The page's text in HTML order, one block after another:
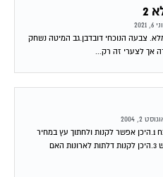
6, 2021
צבעה הנוכחי דובדבן.גב המיטה נשחק
אך לצערי זה רק...
שלום אני מעונין לקבל טיפים בבנית מטבח 1.היכן אפשר לקנות ולחתוך עץ במחיר
זול 2.באיזה מוצרי פירזול כדאי להשתמש 3.היכן לקנות דלתות לארונות האם